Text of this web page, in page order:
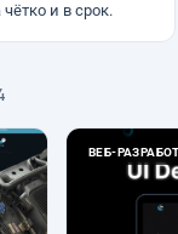
и в срок.
ВЕБ-